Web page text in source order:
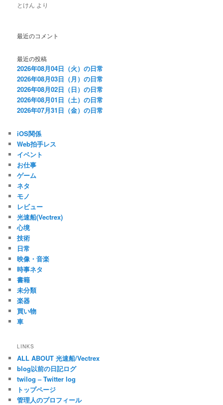
とけん より
最近のコメント
最近の投稿
2026年08月04日（火）の日常
2026年08月03日（月）の日常
2026年08月02日（日）の日常
2026年08月01日（土）の日常
2026年07月31日（金）の日常
iOS関係
Web拍手レス
イベント
お仕事
ゲーム
ネタ
モノ
レビュー
光速船(Vectrex)
心境
技術
日常
映像・音楽
時事ネタ
書籍
未分類
楽器
買い物
車
LINKS
ALL ABOUT 光速船/Vectrex
blog以前の日記ログ
twilog – Twitter log
トップページ
管理人のプロフィール